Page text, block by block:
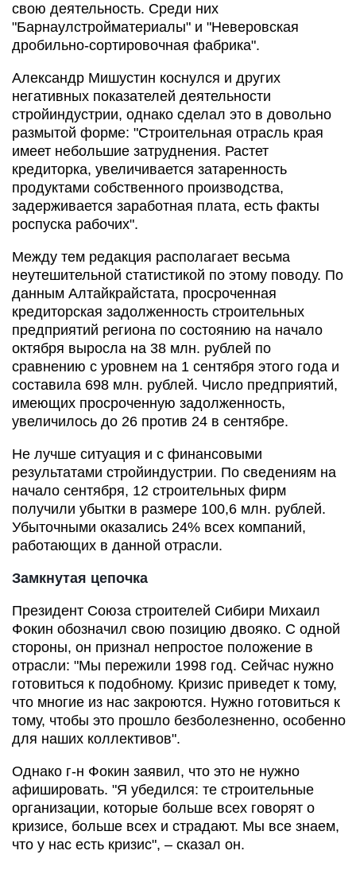
свою деятельность. Среди них
"Барнаулстройматериалы" и "Неверовская
дробильно-сортировочная фабрика".
Александр Мишустин коснулся и других
негативных показателей деятельности
стройиндустрии, однако сделал это в довольно
размытой форме: "Строительная отрасль края
имеет небольшие затруднения. Растет
кредиторка, увеличивается затаренность
продуктами собственного производства,
задерживается заработная плата, есть факты
роспуска рабочих".
Между тем редакция располагает весьма
неутешительной статистикой по этому поводу. По
данным Алтайкрайстата, просроченная
кредиторская задолженность строительных
предприятий региона по состоянию на начало
октября выросла на 38 млн. рублей по
сравнению с уровнем на 1 сентября этого года и
составила 698 млн. рублей. Число предприятий,
имеющих просроченную задолженность,
увеличилось до 26 против 24 в сентябре.
Не лучше ситуация и с финансовыми
результатами стройиндустрии. По сведениям на
начало сентября, 12 строительных фирм
получили убытки в размере 100,6 млн. рублей.
Убыточными оказались 24% всех компаний,
работающих в данной отрасли.
Замкнутая цепочка
Президент Союза строителей Сибири Михаил
Фокин обозначил свою позицию двояко. С одной
стороны, он признал непростое положение в
отрасли: "Мы пережили 1998 год. Сейчас нужно
готовиться к подобному. Кризис приведет к тому,
что многие из нас закроются. Нужно готовиться к
тому, чтобы это прошло безболезненно, особенно
для наших коллективов".
Однако г-н Фокин заявил, что это не нужно
афишировать. "Я убедился: те строительные
организации, которые больше всех говорят о
кризисе, больше всех и страдают. Мы все знаем,
что у нас есть кризис", – сказал он.